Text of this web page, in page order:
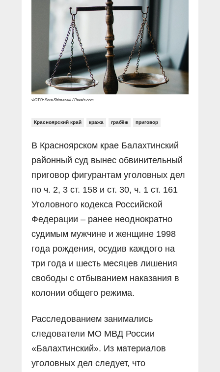
Социальные ролики
Документальные фильмы
Прямой разговор
В знании сила
Специальный репортаж
КиберПОСТОВОЙ
Газета «Щит и меч»
Журнал «Полиция России»
О ПОРТАЛЕ
Вакансии
ФОТО: Sora Shimazaki / Pexels.com
Красноярский край кража грабёж приговор
В Красноярском крае Балахтинский
районный суд вынес обвинительный
приговор фигурантам уголовных дел
по ч. 2, 3 ст. 158 и ст. 30, ч. 1 ст. 161
Уголовного кодекса Российской
Федерации – ранее неоднократно
судимым мужчине и женщине 1998
года рождения, осудив каждого на
три года и шесть месяцев лишения
свободы с отбыванием наказания в
колонии общего режима.
Расследованием занимались
следователи МО МВД России
«Балахтинский». Из материалов
уголовных дел следует, что